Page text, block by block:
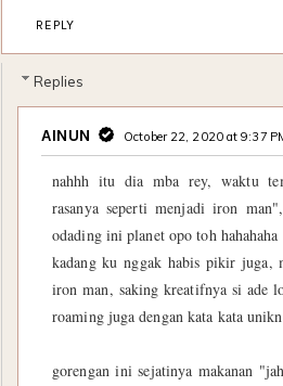
REPLY
Replies
AINUN October 22, 2020 at 9:37
nahhh itu dia mba rey, waktu
rasanya seperti menjadi iron
odading ini planet opo toh hahahaha
kadang ku nggak habis pikir juga,
iron man, saking kreatifnya si ade
roaming juga dengan kata kata
gorengan ini sejatinya makanan